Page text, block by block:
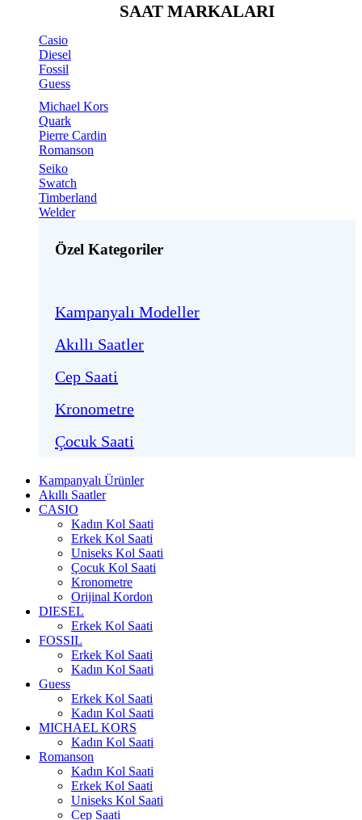
SAAT MARKALARI
Casio
Diesel
Fossil
Guess
Michael Kors
Quark
Pierre Cardin
Romanson
Seiko
Swatch
Timberland
Welder
Özel Kategoriler
Kampanyalı Modeller
Akıllı Saatler
Cep Saati
Kronometre
Çocuk Saati
Kampanyalı Ürünler
Akıllı Saatler
CASIO
Kadın Kol Saati
Erkek Kol Saati
Uniseks Kol Saati
Çocuk Kol Saati
Kronometre
Orijinal Kordon
DIESEL
Erkek Kol Saati
FOSSIL
Erkek Kol Saati
Kadın Kol Saati
Guess
Erkek Kol Saati
Kadın Kol Saati
MICHAEL KORS
Kadın Kol Saati
Romanson
Kadın Kol Saati
Erkek Kol Saati
Uniseks Kol Saati
Cep Saati